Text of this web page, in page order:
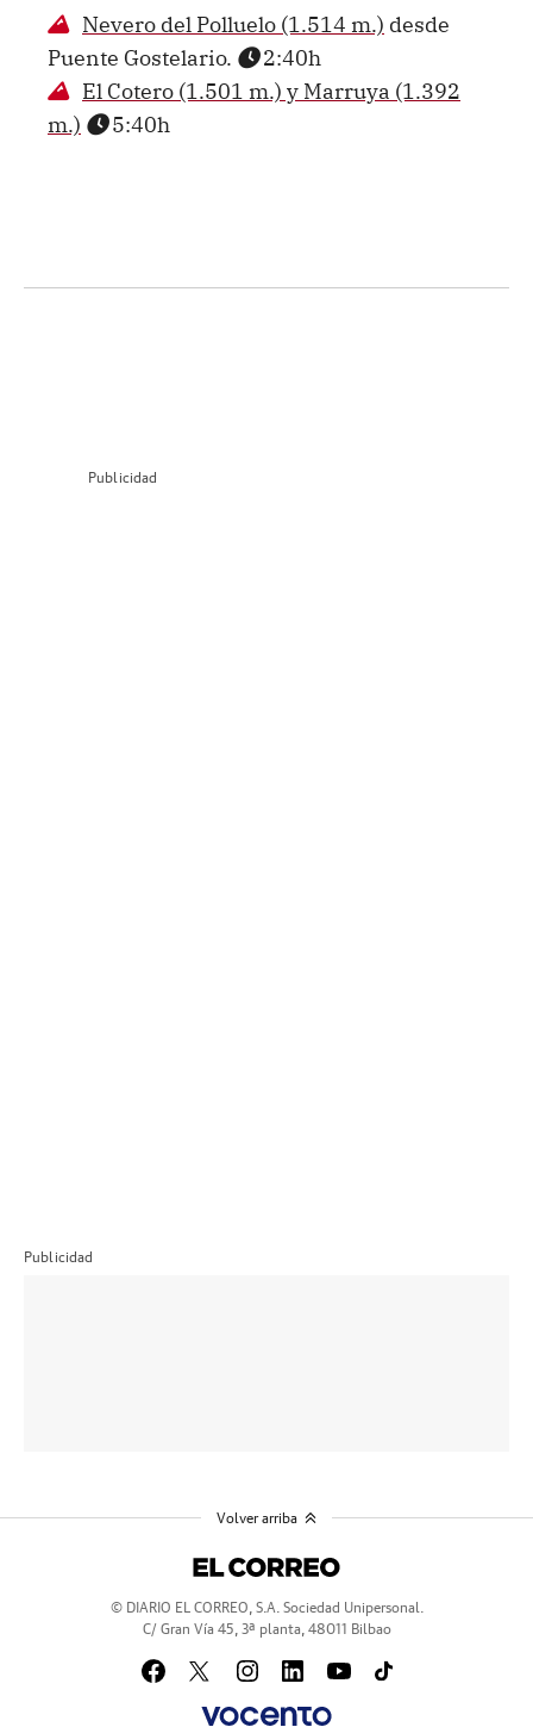
Nevero del Polluelo (1.514 m.) desde
Puente Gostelario.
2:40h
El Cotero (1.501 m.) y Marruya (1.392
m.)
5:40h
Publicidad
Publicidad
© DIARIO EL CORREO, S.A. Sociedad Unipersonal.
C/ Gran Vía 45, 3ª planta, 48011 Bilbao
Volver arriba